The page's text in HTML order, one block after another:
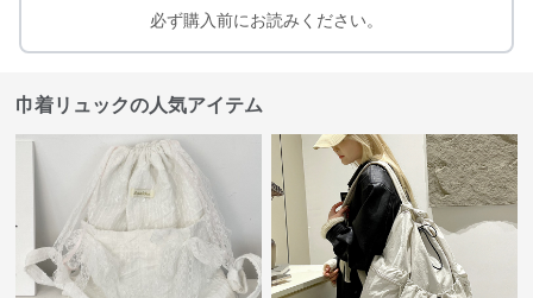
必ず購入前にお読みください。
巾着リュックの人気アイテム